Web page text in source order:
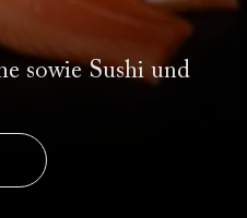
sowie Sushi und